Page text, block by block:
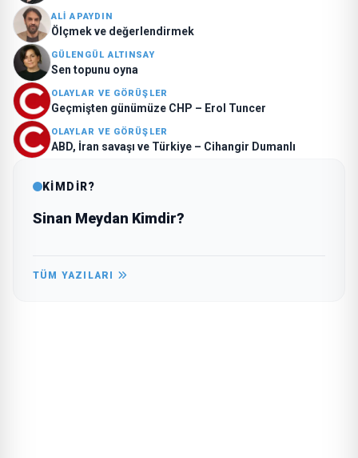
ALI APAYDIN
Ölçmek ve değerlendirmek
GÜLENGÜL ALTINSAY
Sen topunu oyna
OLAYLAR VE GÖRÜŞLER
Geçmişten günümüze CHP – Erol Tuncer
OLAYLAR VE GÖRÜŞLER
ABD, İran savaşı ve Türkiye – Cihangir Dumanlı
KİMDİR?
Sinan Meydan Kimdir?
TÜM YAZILARI